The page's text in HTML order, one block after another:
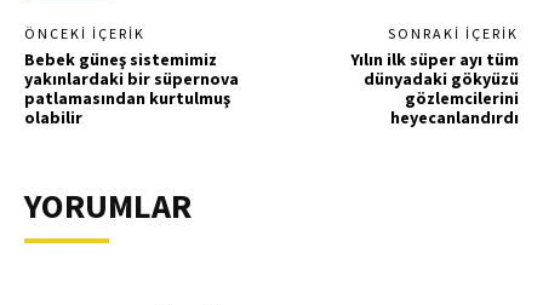
ÖNCEKI İÇERIK
Bebek güneş sistemimiz
yakınlardaki bir süpernova
patlamasından kurtulmuş
olabilir
SONRAKI İÇERIK
Yılın ilk süper ayı tüm
dünyadaki gökyüzü
gözlemcilerini
heyecanlandırdı
YORUMLAR